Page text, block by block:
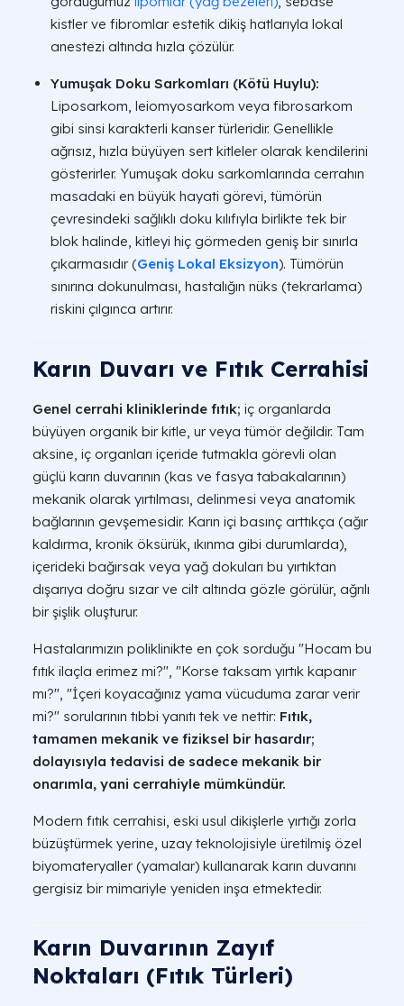
kistler ve fibromlar estetik dikiş hatlarıyla lokal
anestezi altında hızla çözülür.
Yumuşak Doku Sarkomları (Kötü Huylu):
Liposarkom, leiomyosarkom veya fibrosarkom
gibi sinsi karakterli kanser türleridir. Genellikle
ağrısız, hızla büyüyen sert kitleler olarak kendilerini
gösterirler. Yumuşak doku sarkomlarında cerrahın
masadaki en büyük hayati görevi, tümörün
çevresindeki sağlıklı doku kılıfıyla birlikte tek bir
blok halinde, kitleyi hiç görmeden geniş bir sınırla
çıkarmasıdır (Geniş Lokal Eksizyon). Tümörün
sınırına dokunulması, hastalığın nüks (tekrarlama)
riskini çılgınca artırır.
Karın Duvarı ve Fıtık Cerrahisi
Genel cerrahi kliniklerinde fıtık; iç organlarda
büyüyen organik bir kitle, ur veya tümör değildir. Tam
aksine, iç organları içeride tutmakla görevli olan
güçlü karın duvarının (kas ve fasya tabakalarının)
mekanik olarak yırtılması, delinmesi veya anatomik
bağlarının gevşemesidir. Karın içi basınç arttıkça (ağır
kaldırma, kronik öksürük, ıkınma gibi durumlarda),
içerideki bağırsak veya yağ dokuları bu yırtıktan
dışarıya doğru sızar ve cilt altında gözle görülür, ağrılı
bir şişlik oluşturur.
Hastalarımızın poliklinikte en çok sorduğu "Hocam bu
fıtık ilaçla erimez mi?", "Korse taksam yırtık kapanır
mı?", "İçeri koyacağınız yama vücuduma zarar verir
mi?" sorularının tıbbi yanıtı tek ve nettir: Fıtık,
tamamen mekanik ve fiziksel bir hasardır;
dolayısıyla tedavisi de sadece mekanik bir
onarımla, yani cerrahiyle mümkündür.
Modern fıtık cerrahisi, eski usul dikişlerle yırtığı zorla
büzüştürmek yerine, uzay teknolojisiyle üretilmiş özel
biyomateryaller (yamalar) kullanarak karın duvarını
gergisiz bir mimariyle yeniden inşa etmektedir.
Karın Duvarının Zayıf
Noktaları (Fıtık Türleri)